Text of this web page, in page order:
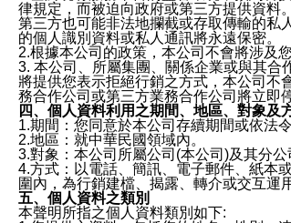
律規定，而被迫向政府或第三方提供資料。
第三方也可能非法地攔截或存取傳輸的私
的個人識別資料或私人通訊將永遠保密。
2.根據本公司的政策，本公司不會將涉及
3. 本公司、所屬集團、關係企業或與其
將提供您表示拒絕行銷之方式，本公司不
務合作公司或第三方業務合作公司將立即
四、個人資料利用之期間、地區、對象及
1.期間：您同意於本公司存續期間或依法
2.地區：就中華民國領域內。
3.對象：本公司所屬公司(本公司)及其分
4.方式：以電話、簡訊、電子郵件、紙本
圍內，為行銷建檔、揭露、轉介或交互運
五、個人資料之類別
本聲明所指之個人資料類別如下: